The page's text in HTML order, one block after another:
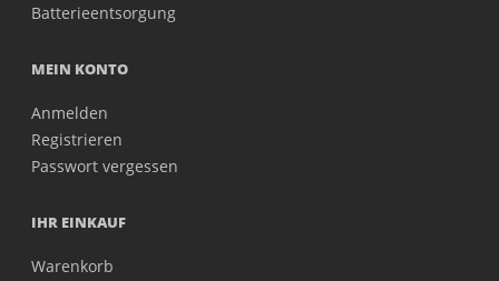
Batterieentsorgung
MEIN KONTO
Anmelden
Registrieren
Passwort vergessen
IHR EINKAUF
Warenkorb